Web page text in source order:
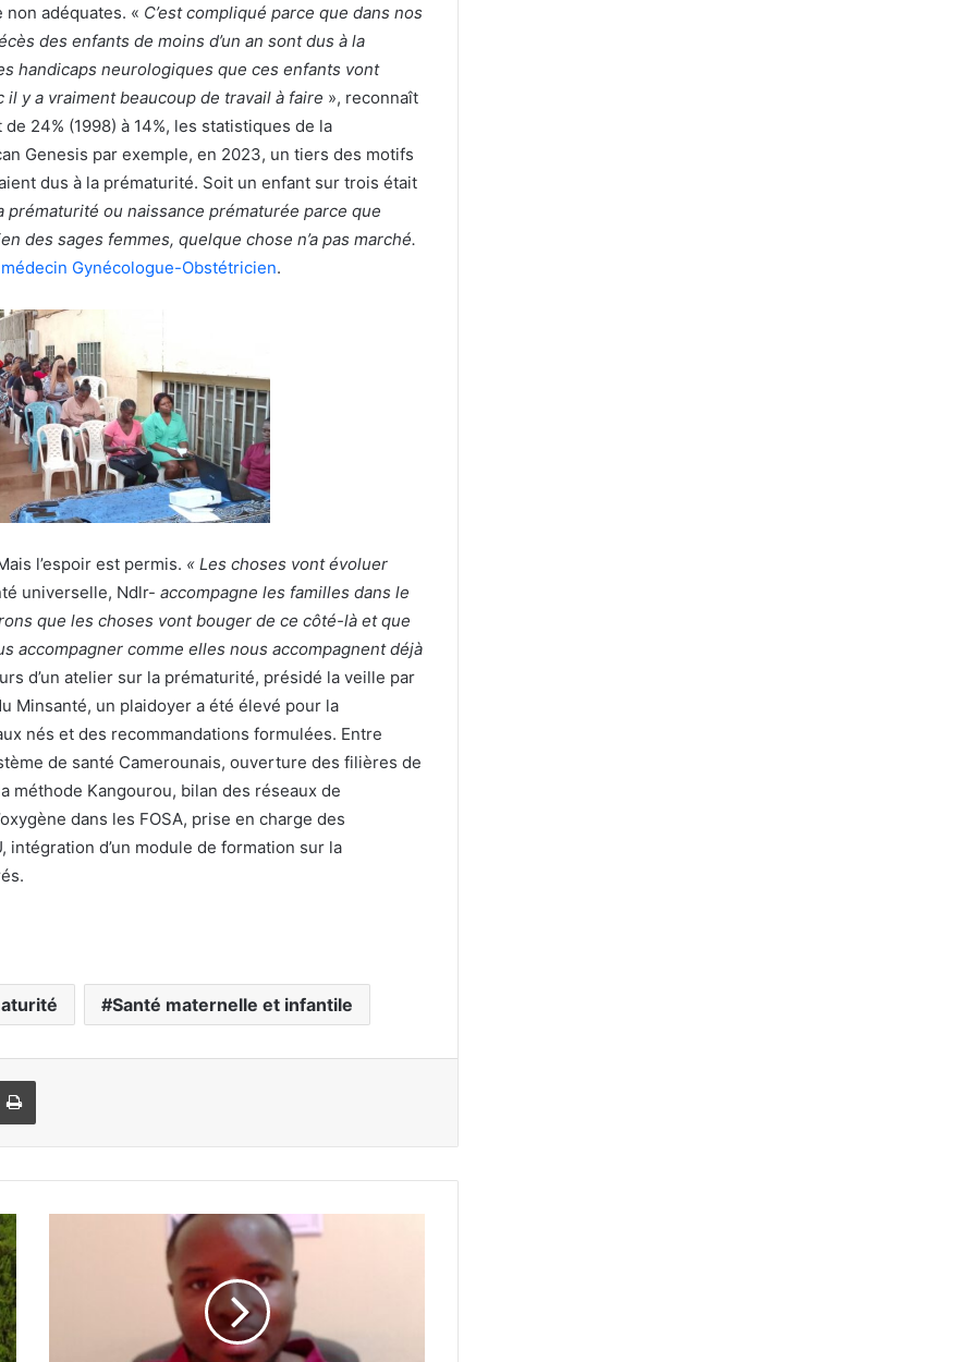
non adéquates. « C’est compliqué parce que dans nos
des enfants de moins d’un an sont dus à la
handicaps neurologiques que ces enfants vont
y a vraiment beaucoup de travail à faire », reconnaît
24% (1998) à 14%, les statistiques de la
Genesis par exemple, en 2023, un tiers des motifs
dus à la prématurité. Soit un enfant sur trois était
prématurité ou naissance prématurée parce que
des sages femmes, quelque chose n’a pas marché.
Gynécologue-Obstétricien.
l’espoir est permis. «Les choses vont évoluer
universelle, Ndlr- accompagne les familles dans le
que les choses vont bouger de ce côté-là et que
accompagner comme elles nous accompagnent déjà
d’un atelier sur la prématurité, présidé la veille par
Minsanté, un plaidoyer a été élevé pour la
nés et des recommandations formulées. Entre
de santé Camerounais, ouverture des filières de
méthode Kangourou, bilan des réseaux de
dans les FOSA, prise en charge des
d’un module de formation sur la
Santé maternelle et infantile